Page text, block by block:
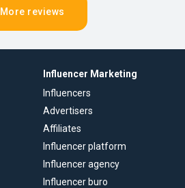
More reviews
Influencer Marketing
Influencers
Advertisers
Affiliates
Influencer platform
Influencer agency
Influencer buro